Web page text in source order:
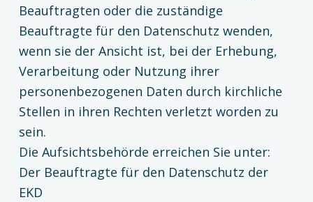
Beauftragten oder die zuständige
Beauftragte für den Datenschutz wenden,
wenn sie der Ansicht ist, bei der Erhebung,
Verarbeitung oder Nutzung ihrer
personenbezogenen Daten durch kirchliche
Stellen in ihren Rechten verletzt worden zu
sein.
Die Aufsichtsbehörde erreichen Sie unter:
Der Beauftragte für den Datenschutz der
EKD